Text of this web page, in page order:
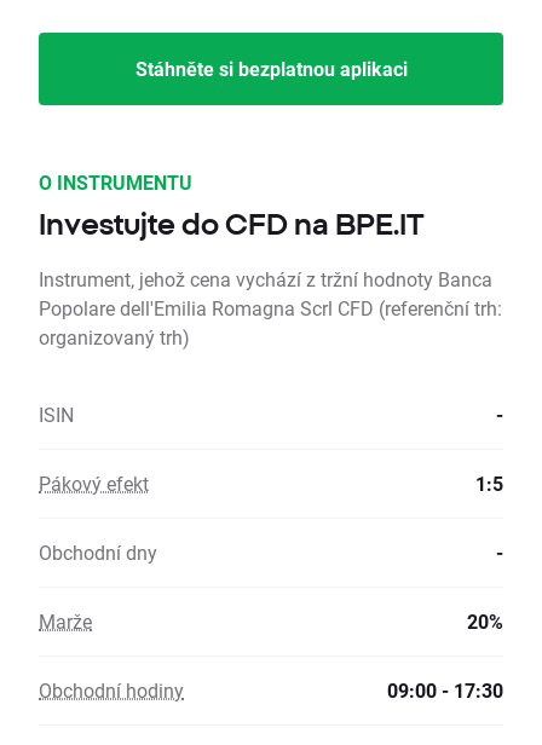
Stáhněte si bezplatnou aplikaci
O INSTRUMENTU
Investujte do CFD na BPE.IT
Instrument, jehož cena vychází z tržní hodnoty Banca
Popolare dell'Emilia Romagna Scrl CFD (referenční trh:
organizovaný trh)
ISIN -
Pákový efekt 1:5
Obchodní dny -
Marže 20%
Obchodní hodiny 09:00 - 17:30